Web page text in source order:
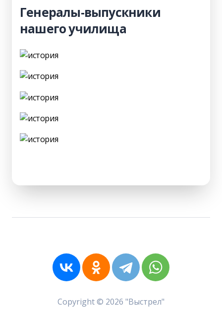
Генералы-выпускники
нашего училища
Copyright © 2026 "Выстрел"